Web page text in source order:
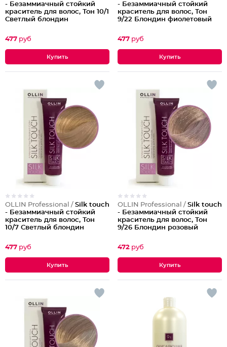
- Безаммиачный стойкий
краситель для волос, Тон 10/1
Светлый блондин
477 руб
- Безаммиачный стойкий
краситель для волос, Тон
9/22 Блондин фиолетовый
477 руб
OLLIN Professional / Silk touch
- Безаммиачный стойкий
краситель для волос, Тон
10/7 Светлый блондин
477 руб
OLLIN Professional / Silk touch
- Безаммиачный стойкий
краситель для волос, Тон
9/26 Блондин розовый
472 руб